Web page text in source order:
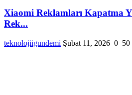
Xiaomi Reklamları Kapatma
Rek...
teknolojiigundemi Şubat 11, 2026 0 50